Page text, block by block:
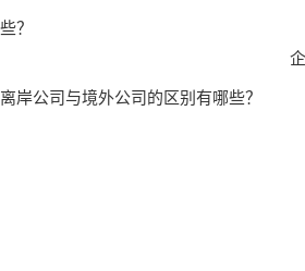
离岸公司与境外公司的区别有哪些？